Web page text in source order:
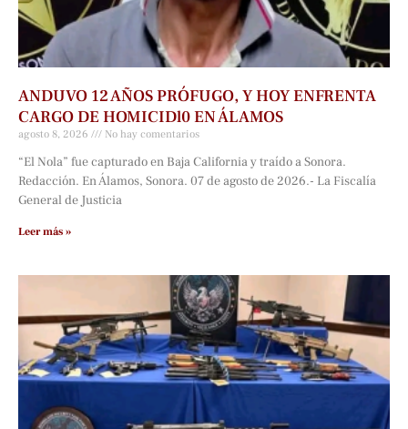
ANDUVO 12 AÑOS PRÓFUGO, Y HOY ENFRENTA
CARGO DE HOMICIDl0 EN ÁLAMOS
agosto 8, 2026 No hay comentarios
“El Nola” fue capturado en Baja California y traído a Sonora.
Redacción. En Álamos, Sonora. 07 de agosto de 2026.- La Fiscalía
General de Justicia
Leer más »